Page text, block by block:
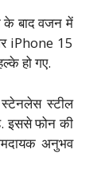
के बाद वजन में
iPhone 15
हो गए.
स्टेनलेस स्टील
इससे फोन की
अनुभव